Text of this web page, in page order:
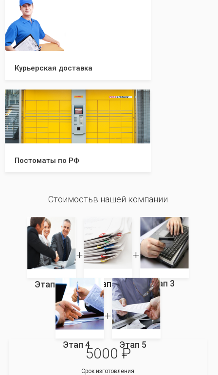
Курьерская доставка
Постоматы по РФ
Стоимостьв нашей компании
Этап 1 Этап 2 Этап 3
Этап 4 Этап 5
5000 ₽
Срок изготовления